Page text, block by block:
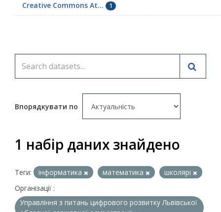
Creative Commons At... 1
Впорядкувати по
1 набір даних знайдено
Теги: інформатика математика
школярі
Організації :
Управління з питань цифрового розвитку Львівської